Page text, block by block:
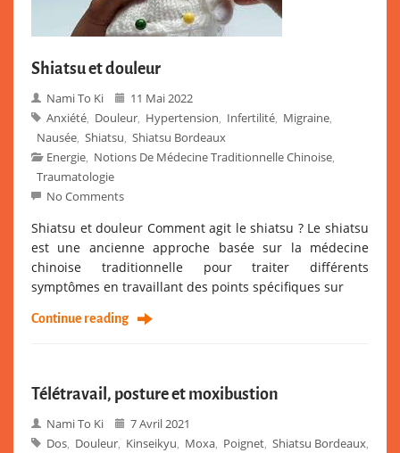
Shiatsu et douleur
Nami To Ki
11 Mai 2022
Anxiété Douleur Hypertension Infertilité Migraine
Nausée Shiatsu Shiatsu Bordeaux
Energie Notions De Médecine Traditionnelle Chinoise
Traumatologie
No Comments
Shiatsu et douleur Comment agit le shiatsu ? Le shiatsu
est une ancienne approche basée sur la médecine
chinoise traditionnelle pour traiter différents
symptômes en travaillant des points spécifiques sur
Continue reading
Télétravail, posture et moxibustion
Nami To Ki
7 Avril 2021
Dos Douleur Kinseikyu Moxa Poignet Shiatsu Bordeaux